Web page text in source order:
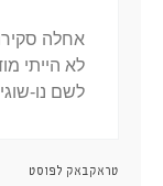
אחלה
לא הייתי
לשם נו-
טראקבאק לפוסט